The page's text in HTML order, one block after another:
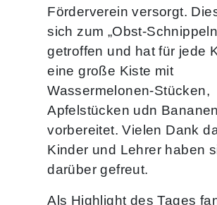
Förderverein versorgt.
sich zum „Obst-
getroffen und hat für jede
eine große Kiste mit
Wassermelonen-Stücken,
Apfelstücken udn Bananen
vorbereitet. Vielen Dank
Kinder und Lehrer haben
darüber gefreut.
Als Highlight des Tages